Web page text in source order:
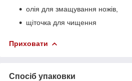
олія для змащування ножів,
щіточка для чищення
Приховати
Спосіб упаковки